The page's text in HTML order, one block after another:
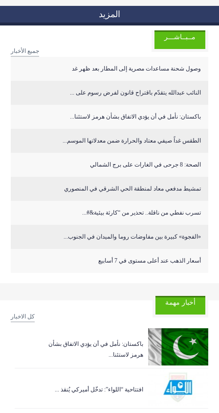
المزيد
مــبــاشـــر
جميع الأخبار
وصول شحنة مساعدات مصرية إلى المطار بعد ظهر غد
النائب عبدالله يتقدّم باقتراح قانون لفرض رسوم على ...
باكستان: نأمل في أن يؤدي الاتفاق بشأن هرمز لاستئنا...
الطقس غداً صيفي معتاد والحرارة ضمن معدلاتها الموسم...
الصحة: 8 جرحى في الغارات على برج الشمالي
تمشيط مدفعي معاد لمنطقة الحي الشرقي في المنصوري
تسرب نفطي من ناقلة.. تحذير من “كارثة بيئية&#...
«الفجوة» كبيرة بين مفاوضات روما والميدان في الجنوب...
أسعار الذهب عند أعلى مستوى في 7 أسابيع
أخبار مهمة
كل الاخبار
باكستان: نأمل في أن يؤدي الاتفاق بشأن
هرمز لاستئنا...
افتتاحية “اللواء”: تدخّل أميركي يُنقذ ...